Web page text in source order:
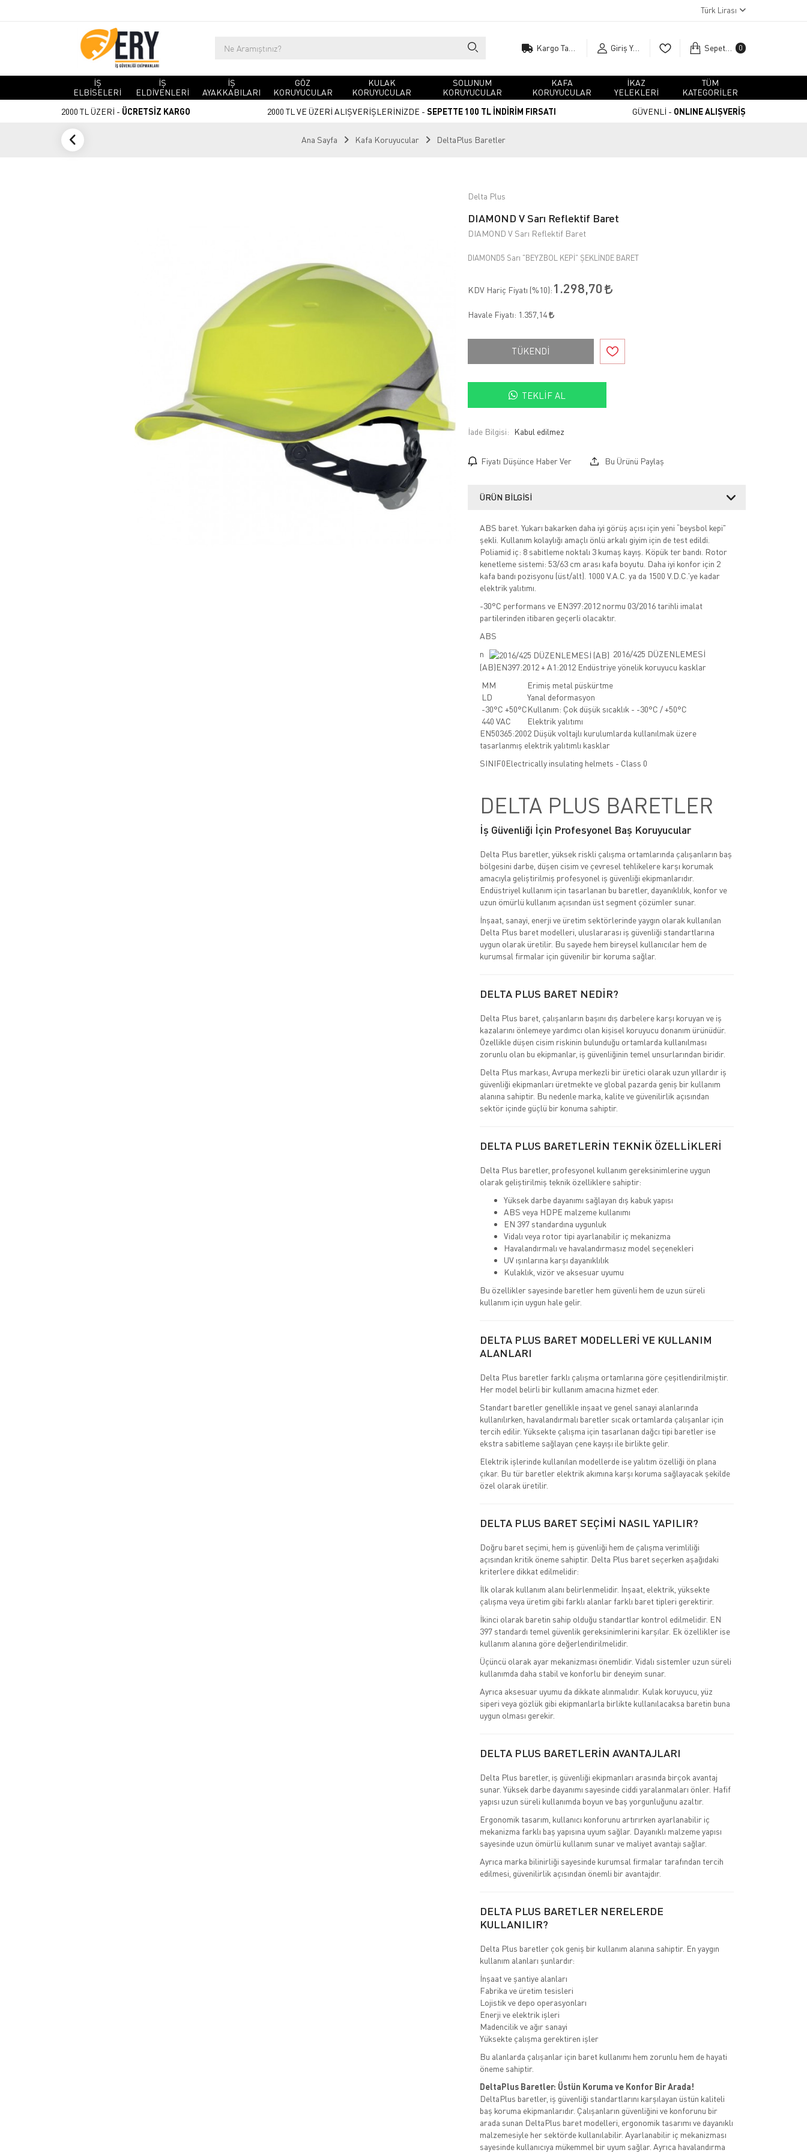
Türk Lirası
Giriş Yap Sepetim 0
İŞ
ELBİSELERİ
İŞ
ELDİVENLERİ
İŞ
AYAKKABILARI
GÖZ
KORUYUCULAR
KULAK
KORUYUCULAR
SOLUNUM
KORUYUCULAR
KAFA
KORUYUCULAR
İKAZ
YELEKLERİ
TÜM
KATEGORİLER
2000 TL ÜZERİ - ÜCRETSİZ KARGO 2000 TL VE ÜZERİ ALIŞVERİŞLERİNİZDE - SEPETTE 100 TL İNDİRİM FIRSATI GÜVENLİ - ONLINE ALIŞVERİŞ
Ana Sayfa Kafa Koruyucular DeltaPlus Baretler
Delta Plus
DIAMOND V Sarı Reflektif Baret
DIAMOND V Sarı Reflektif Baret
DIAMOND5 Sarı "BEYZBOL KEPİ" ŞEKLİNDE BARET
KDV Hariç Fiyatı (%10): 1.298,70
Havale Fiyatı: 1.357,14
TÜKENDİ
TEKLIF AL
İade Bilgisi:
Fiyatı Düşünce Haber Ver Bu Ürünü Paylaş
ÜRÜN BILGISI
ABS baret. Yukarı bakarken daha iyi görüş açısı için yeni “beysbol kepi"
şekli. Kullanım kolaylığı amaçlı önlü arkalı giyim için de test edildi.
Poliamid iç: 8 sabitleme noktalı 3 kumaş kayış. Köpük ter bandı. Rotor
kenetleme sistemi: 53/63 cm arası kafa boyutu. Daha iyi konfor için 2
kafa bandı pozisyonu (üst/alt). 1000 V.A.C. ya da 1500 V.D.C.'ye kadar
elektrik yalıtımı.
-30°C performans ve EN397:2012 normu 03/2016 tarihli imalat
partilerinden itibaren geçerli olacaktır.
ABS
n
2016/425 DÜZENLEMESİ
(AB)EN397:2012 + A1:2012 Endüstriye yönelik koruyucu kasklar
MM
Erimiş metal püskürtme
LD
Yanal deformasyon
-30°C +50°CKullanım: Çok düşük sıcaklık - -30°C / +50°C
440 VAC
Elektrik yalıtımı
EN50365:2002 Düşük voltajlı kurulumlarda kullanılmak üzere
tasarlanmış elektrik yalıtımlı kasklar
SINIF0Electrically insulating helmets - Class 0
DELTA PLUS BARETLER
İş Güvenliği İçin Profesyonel Baş Koruyucular
Delta Plus baretler, yüksek riskli çalışma ortamlarında çalışanların baş
bölgesini darbe, düşen cisim ve çevresel tehlikelere karşı korumak
amacıyla geliştirilmiş profesyonel iş güvenliği ekipmanlarıdır.
Endüstriyel kullanım için tasarlanan bu baretler, dayanıklılık, konfor ve
uzun ömürlü kullanım açısından üst segment çözümler sunar.
İnşaat, sanayi, enerji ve üretim sektörlerinde yaygın olarak kullanılan
Delta Plus baret modelleri, uluslararası iş güvenliği standartlarına
uygun olarak üretilir. Bu sayede hem bireysel kullanıcılar hem de
kurumsal firmalar için güvenilir bir koruma sağlar.
DELTA PLUS BARET NEDİR?
Delta Plus baret, çalışanların başını dış darbelere karşı koruyan ve iş
kazalarını önlemeye yardımcı olan kişisel koruyucu donanım ürünüdür.
Özellikle düşen cisim riskinin bulunduğu ortamlarda kullanılması
zorunlu olan bu ekipmanlar, iş güvenliğinin temel unsurlarından biridir.
Delta Plus markası, Avrupa merkezli bir üretici olarak uzun yıllardır iş
güvenliği ekipmanları üretmekte ve global pazarda geniş bir kullanım
alanına sahiptir. Bu nedenle marka, kalite ve güvenilirlik açısından
sektör içinde güçlü bir konuma sahiptir.
DELTA PLUS BARETLERİN TEKNİK ÖZELLİKLERİ
Delta Plus baretler, profesyonel kullanım gereksinimlerine uygun
olarak geliştirilmiş teknik özelliklere sahiptir:
Yüksek darbe dayanımı sağlayan dış kabuk yapısı
ABS veya HDPE malzeme kullanımı
EN 397 standardına uygunluk
Vidalı veya rotor tipi ayarlanabilir iç mekanizma
Havalandırmalı ve havalandırmasız model seçenekleri
UV ışınlarına karşı dayanıklılık
Kulaklık, vizör ve aksesuar uyumu
Bu özellikler sayesinde baretler hem güvenli hem de uzun süreli
kullanım için uygun hale gelir.
DELTA PLUS BARET MODELLERİ VE KULLANIM
ALANLARI
Delta Plus baretler farklı çalışma ortamlarına göre çeşitlendirilmiştir.
Her model belirli bir kullanım amacına hizmet eder.
Standart baretler genellikle inşaat ve genel sanayi alanlarında
kullanılırken, havalandırmalı baretler sıcak ortamlarda çalışanlar için
tercih edilir. Yüksekte çalışma için tasarlanan dağcı tipi baretler ise
ekstra sabitleme sağlayan çene kayışı ile birlikte gelir.
Elektrik işlerinde kullanılan modellerde ise yalıtım özelliği ön plana
çıkar. Bu tür baretler elektrik akımına karşı koruma sağlayacak şekilde
özel olarak üretilir.
DELTA PLUS BARET SEÇİMİ NASIL YAPILIR?
Doğru baret seçimi, hem iş güvenliği hem de çalışma verimliliği
açısından kritik öneme sahiptir. Delta Plus baret seçerken aşağıdaki
kriterlere dikkat edilmelidir:
İlk olarak kullanım alanı belirlenmelidir. İnşaat, elektrik, yüksekte
çalışma veya üretim gibi farklı alanlar farklı baret tipleri gerektirir.
İkinci olarak baretin sahip olduğu standartlar kontrol edilmelidir. EN
397 standardı temel güvenlik gereksinimlerini karşılar. Ek özellikler ise
kullanım alanına göre değerlendirilmelidir.
Üçüncü olarak ayar mekanizması önemlidir. Vidalı sistemler uzun süreli
kullanımda daha stabil ve konforlu bir deneyim sunar.
Ayrıca aksesuar uyumu da dikkate alınmalıdır. Kulak koruyucu, yüz
siperi veya gözlük gibi ekipmanlarla birlikte kullanılacaksa baretin buna
uygun olması gerekir.
DELTA PLUS BARETLERİN AVANTAJLARI
Delta Plus baretler, iş güvenliği ekipmanları arasında birçok avantaj
sunar. Yüksek darbe dayanımı sayesinde ciddi yaralanmaları önler. Hafif
yapısı uzun süreli kullanımda boyun ve baş yorgunluğunu azaltır.
Ergonomik tasarım, kullanıcı konforunu artırırken ayarlanabilir iç
mekanizma farklı baş yapısına uyum sağlar. Dayanıklı malzeme yapısı
sayesinde uzun ömürlü kullanım sunar ve maliyet avantajı sağlar.
Ayrıca marka bilinirliği sayesinde kurumsal firmalar tarafından tercih
edilmesi, güvenilirlik açısından önemli bir avantajdır.
DELTA PLUS BARETLER NERELERDE
KULLANILIR?
Delta Plus baretler çok geniş bir kullanım alanına sahiptir. En yaygın
kullanım alanları şunlardır:
İnşaat ve şantiye alanları
Fabrika ve üretim tesisleri
Lojistik ve depo operasyonları
Enerji ve elektrik işleri
Madencilik ve ağır sanayi
Yüksekte çalışma gerektiren işler
Bu alanlarda çalışanlar için baret kullanımı hem zorunlu hem de hayati
öneme sahiptir.
DeltaPlus Baretler: Üstün Koruma ve Konfor Bir Arada!
DeltaPlus baretler, iş güvenliği standartlarını karşılayan üstün kaliteli
baş koruma ekipmanlarıdır. Çalışanların güvenliğini ve konforunu bir
arada sunan DeltaPlus baret modelleri, ergonomik tasarımı ve dayanıklı
malzemesiyle her sektörde kullanılabilir. Ayarlanabilir iç mekanizması
sayesinde kullanıcıya mükemmel bir uyum sağlar. Ayrıca havalandırma